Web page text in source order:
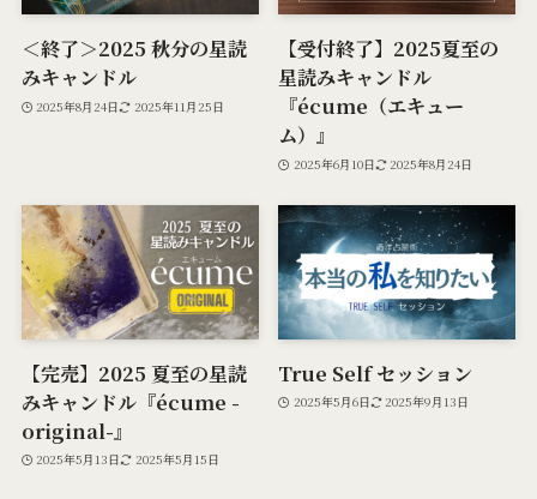
＜終了＞2025 秋分の星読
みキャンドル
2025年8月24日 2025年11月25日
【受付終了】2025夏至の
星読みキャンドル
『écume（エキュー
ム）』
2025年6月10日 2025年8月24日
【完売】2025 夏至の星読
みキャンドル『écume -
original-』
2025年5月13日 2025年5月15日
True Self セッション
2025年5月6日 2025年9月13日